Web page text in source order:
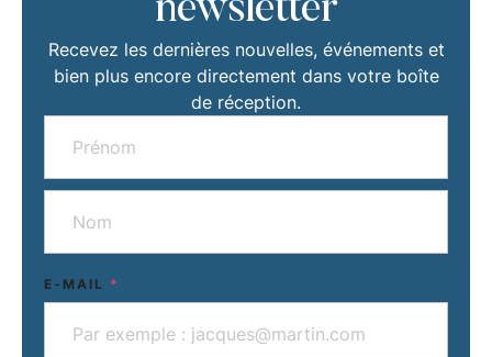
newsletter
Recevez les dernières nouvelles, événements et
bien plus encore directement dans votre boîte
de réception.
E-MAIL *